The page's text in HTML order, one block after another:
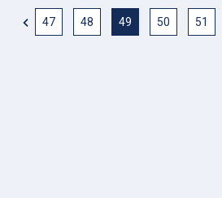
47 48 49 50 51